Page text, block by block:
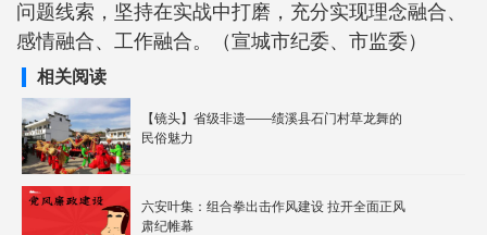
问题线索，坚持在实战中打磨，充分实现理念融合、
感情融合、工作融合。（宣城市纪委、市监委）
相关阅读
【镜头】省级非遗——绩溪县石门村草龙舞的
民俗魅力
六安叶集：组合拳出击作风建设 拉开全面正风
肃纪帷幕